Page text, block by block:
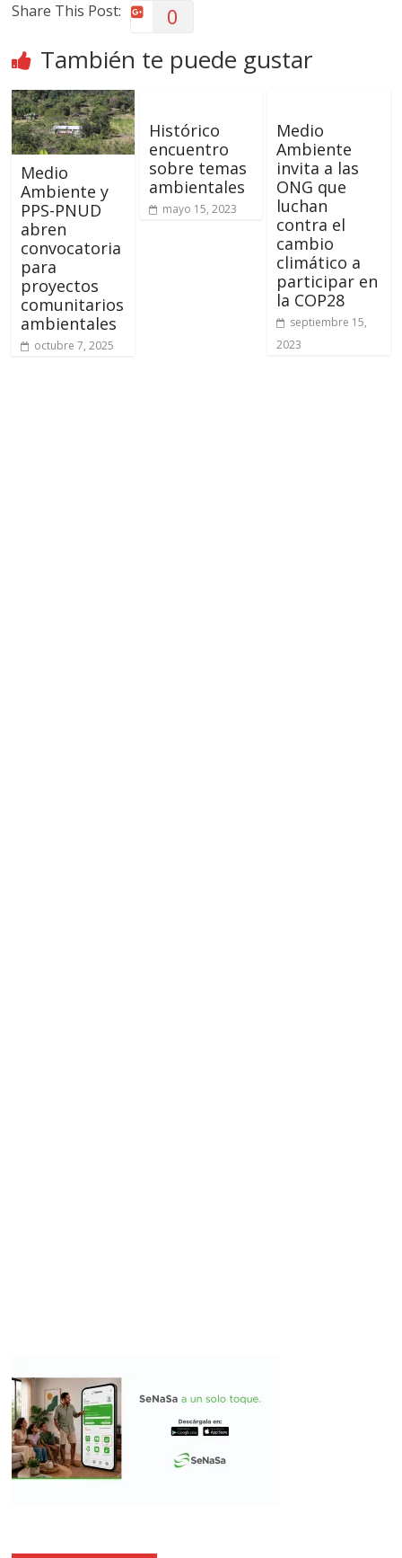
Share This Post: 0
También te puede gustar
Medio
Ambiente y
PPS-PNUD
abren
convocatoria
para
proyectos
comunitarios
ambientales
octubre 7, 2025
Histórico
encuentro
sobre temas
ambientales
mayo 15, 2023
Medio
Ambiente
invita a las
ONG que
luchan
contra el
cambio
climático a
participar en
la COP28
septiembre 15,
2023